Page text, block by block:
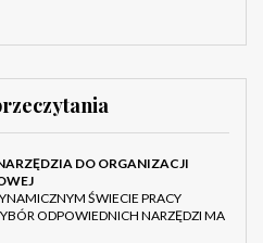
DO ORGANIZACJI
ŚWIECIE PRACY
ODPOWIEDNICH NARZĘDZI MA